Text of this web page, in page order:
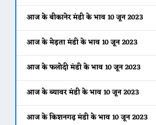
आज के बीकानेर मंडी के भाव 10 जून 2023
आज के मेड़ता मंडी के भाव 10 जून 2023
आज के फलोदी मंडी के भाव 10 जून 2023
आज के ब्यावर मंडी के भाव 10 जून 2023
आज के किशनगढ़ मंडी के भाव 10 जून 2023